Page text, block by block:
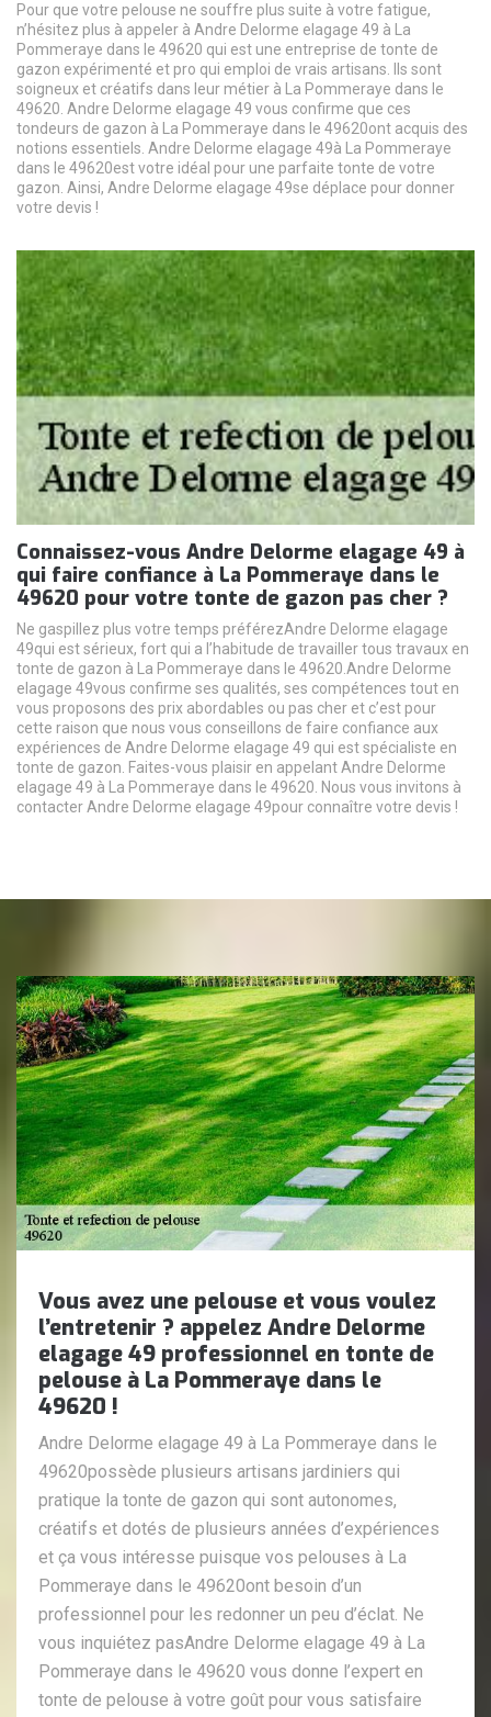
Pour que votre pelouse ne souffre plus suite à votre fatigue,
n’hésitez plus à appeler à Andre Delorme elagage 49 à La
Pommeraye dans le 49620 qui est une entreprise de tonte de
gazon expérimenté et pro qui emploi de vrais artisans. Ils sont
soigneux et créatifs dans leur métier à La Pommeraye dans le
49620. Andre Delorme elagage 49 vous confirme que ces
tondeurs de gazon à La Pommeraye dans le 49620ont acquis des
notions essentiels. Andre Delorme elagage 49à La Pommeraye
dans le 49620est votre idéal pour une parfaite tonte de votre
gazon. Ainsi, Andre Delorme elagage 49se déplace pour donner
votre devis !
Connaissez-vous Andre Delorme elagage 49 à
qui faire confiance à La Pommeraye dans le
49620 pour votre tonte de gazon pas cher ?
Ne gaspillez plus votre temps préférezAndre Delorme elagage
49qui est sérieux, fort qui a l’habitude de travailler tous travaux en
tonte de gazon à La Pommeraye dans le 49620.Andre Delorme
elagage 49vous confirme ses qualités, ses compétences tout en
vous proposons des prix abordables ou pas cher et c’est pour
cette raison que nous vous conseillons de faire confiance aux
expériences de Andre Delorme elagage 49 qui est spécialiste en
tonte de gazon. Faites-vous plaisir en appelant Andre Delorme
elagage 49 à La Pommeraye dans le 49620. Nous vous invitons à
contacter Andre Delorme elagage 49pour connaître votre devis !
Vous avez une pelouse et vous voulez
l’entretenir ? appelez Andre Delorme
elagage 49 professionnel en tonte de
pelouse à La Pommeraye dans le
49620 !
Andre Delorme elagage 49 à La Pommeraye dans le
49620possède plusieurs artisans jardiniers qui
pratique la tonte de gazon qui sont autonomes,
créatifs et dotés de plusieurs années d’expériences
et ça vous intéresse puisque vos pelouses à La
Pommeraye dans le 49620ont besoin d’un
professionnel pour les redonner un peu d’éclat. Ne
vous inquiétez pasAndre Delorme elagage 49 à La
Pommeraye dans le 49620 vous donne l’expert en
tonte de pelouse à votre goût pour vous satisfaire